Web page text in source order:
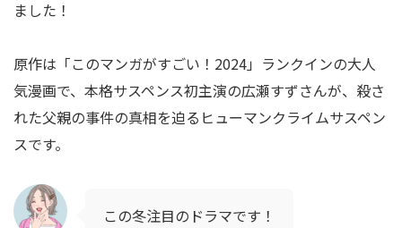
ました！
原作は「このマンガがすごい！2024」ランクインの大人
気漫画で、本格サスペンス初主演の広瀬すずさんが、殺さ
れた父親の事件の真相を迫るヒューマンクライムサスペン
スです。
この冬注目のドラマです！